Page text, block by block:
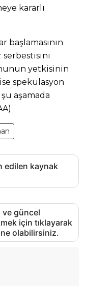
kararlı
başlamasının
serbestisini
yetkisinin
spekülasyon
aşamada
edilen kaynak
ve güncel
için tıklayarak
olabilirsiniz.